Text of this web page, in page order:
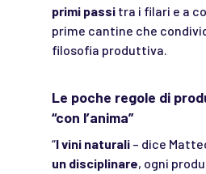
primi passi tra i filari e a
prime cantine che
filosofia produttiva.
Le poche regole di
“con l’anima”
“I vini naturali – dice
un disciplinare, ogni